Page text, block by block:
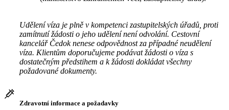
Udělení víza je plně v kompetenci zastupitelských úřadů, proti
zamítnutí žádosti o jeho udělení není odvolání. Cestovní
kancelář Čedok nenese odpovědnost za případné neudělení
víza. Klientům doporučujeme podávat žádosti o víza s
dostatečným předstihem a k žádosti dokládat všechny
požadované dokumenty.
Zdravotní informace a požadavky